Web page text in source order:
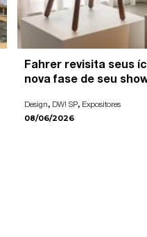
Fahrer revisita seus
nova fase de seu
Design, DW! SP, Expositores
08/06/2026